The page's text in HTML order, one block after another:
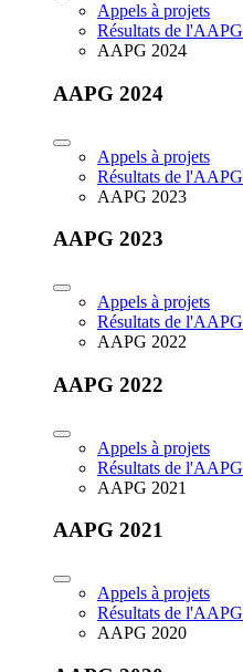
Appels à projets
Résultats de l'AAPG
AAPG 2024
AAPG 2024
Appels à projets
Résultats de l'AAPG
AAPG 2023
AAPG 2023
Appels à projets
Résultats de l'AAPG
AAPG 2022
AAPG 2022
Appels à projets
Résultats de l'AAPG
AAPG 2021
AAPG 2021
Appels à projets
Résultats de l'AAPG
AAPG 2020